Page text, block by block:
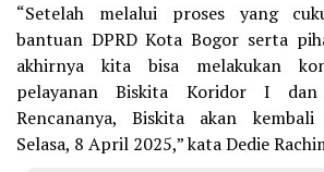
“Setelah melalui proses yang
bantuan DPRD Kota Bogor serta
akhirnya kita bisa melakukan
pelayanan Biskita Koridor I
Rencananya, Biskita akan
Selasa, 8 April 2025,” kata Dedie